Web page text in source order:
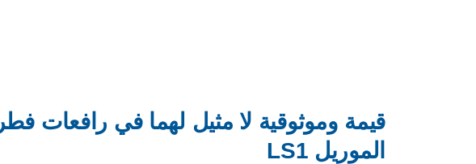
قيمة وموثوقية لا مثيل لهما في رافعات فطر
الموريل LS1